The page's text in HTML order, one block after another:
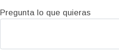
Pregunta lo que quieras